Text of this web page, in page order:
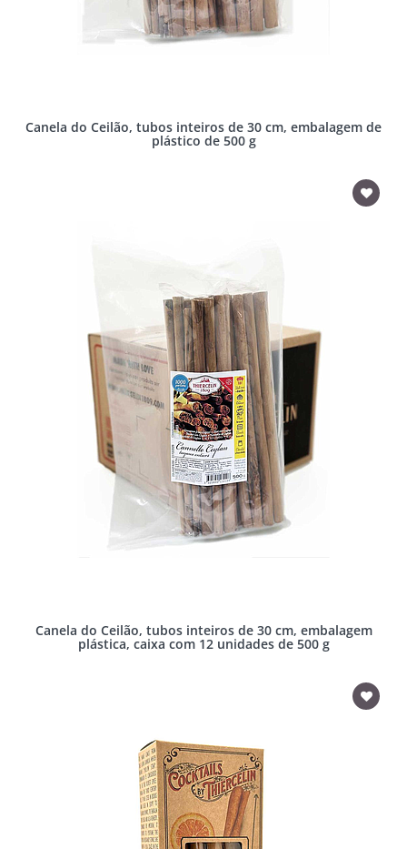
Canela do Ceilão, tubos inteiros de 30 cm, embalagem de
plástico de 500 g
Canela do Ceilão, tubos inteiros de 30 cm, embalagem
plástica, caixa com 12 unidades de 500 g